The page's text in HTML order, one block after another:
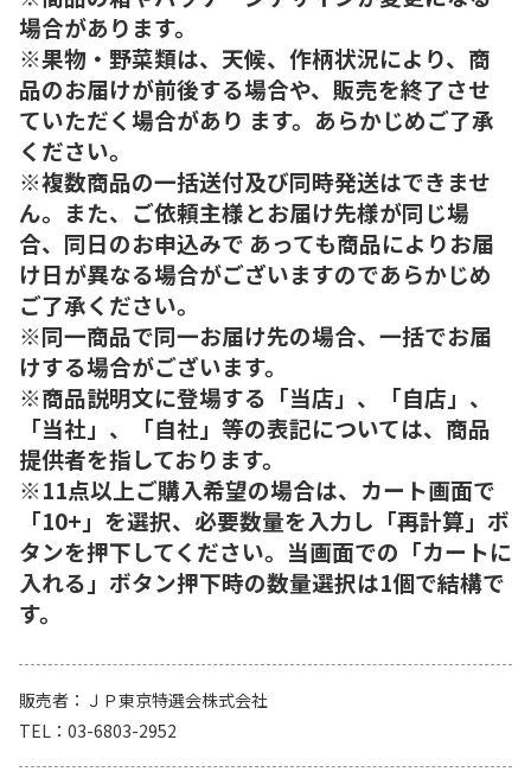
場合があります。
※果物・野菜類は、天候、作柄状況により、商
品のお届けが前後する場合や、販売を終了させ
ていただく場合があり ます。あらかじめご了承
ください。
※複数商品の一括送付及び同時発送はできませ
ん。また、ご依頼主様とお届け先様が同じ場
合、同日のお申込みで あっても商品によりお届
け日が異なる場合がございますのであらかじめ
ご了承ください。
※同一商品で同一お届け先の場合、一括でお届
けする場合がございます。
※商品説明文に登場する「当店」、「自店」、
「当社」、「自社」等の表記については、商品
提供者を指しております。
※11点以上ご購入希望の場合は、カート画面で
「10+」を選択、必要数量を入力し「再計算」ボ
タンを押下してください。当画面での「カートに
入れる」ボタン押下時の数量選択は1個で結構で
す。
販売者
ＪＰ東京特選会株式会社
TEL
03-6803-2952